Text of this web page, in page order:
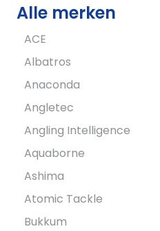
Alle merken
ACE
Albatros
Anaconda
Angletec
Angling Intelligence
Aquaborne
Ashima
Atomic Tackle
Bukkum